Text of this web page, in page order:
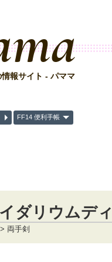
報サイト - パママ
FF14 便利手帳
ダリウムデ
両手剣